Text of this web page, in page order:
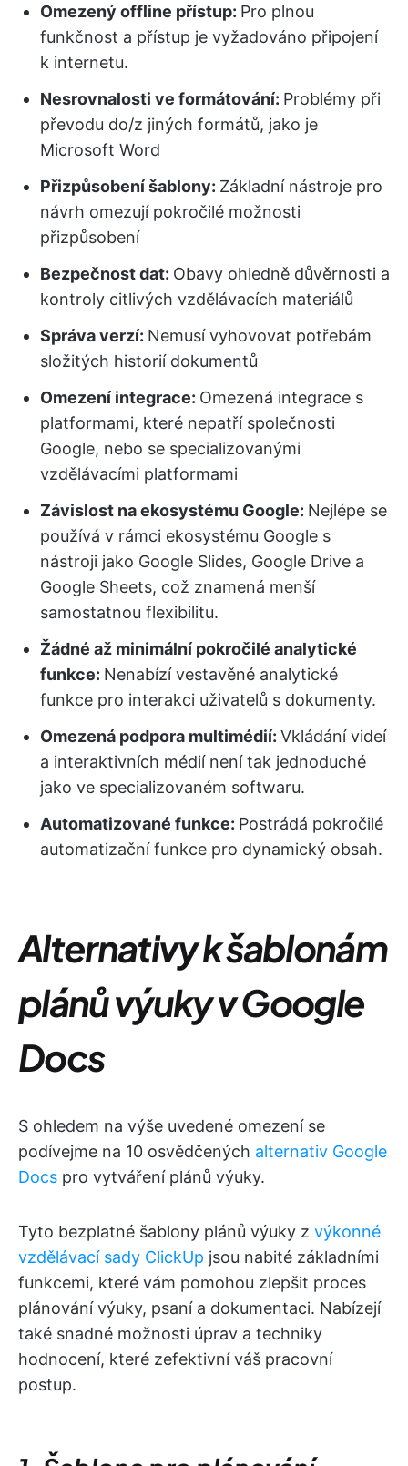
Omezený offline přístup: Pro plnou
funkčnost a přístup je vyžadováno připojení
k internetu.
Nesrovnalosti ve formátování: Problémy při
převodu do/z jiných formátů, jako je
Microsoft Word
Přizpůsobení šablony: Základní nástroje pro
návrh omezují pokročilé možnosti
přizpůsobení
Bezpečnost dat: Obavy ohledně důvěrnosti a
kontroly citlivých vzdělávacích materiálů
Správa verzí: Nemusí vyhovovat potřebám
složitých historií dokumentů
Omezení integrace: Omezená integrace s
platformami, které nepatří společnosti
Google, nebo se specializovanými
vzdělávacími platformami
Závislost na ekosystému Google: Nejlépe se
používá v rámci ekosystému Google s
nástroji jako Google Slides, Google Drive a
Google Sheets, což znamená menší
samostatnou flexibilitu.
Žádné až minimální pokročilé analytické
funkce: Nenabízí vestavěné analytické
funkce pro interakci uživatelů s dokumenty.
Omezená podpora multimédií: Vkládání videí
a interaktivních médií není tak jednoduché
jako ve specializovaném softwaru.
Automatizované funkce: Postrádá pokročilé
automatizační funkce pro dynamický obsah.
Alternativy k šablonám
plánů výuky v Google
Docs
S ohledem na výše uvedené omezení se
podívejme na 10 osvědčených alternativ Google
Docs pro vytváření plánů výuky.
Tyto bezplatné šablony plánů výuky z výkonné
vzdělávací sady ClickUp jsou nabité základními
funkcemi, které vám pomohou zlepšit proces
plánování výuky, psaní a dokumentaci. Nabízejí
také snadné možnosti úprav a techniky
hodnocení, které zefektivní váš pracovní
postup.